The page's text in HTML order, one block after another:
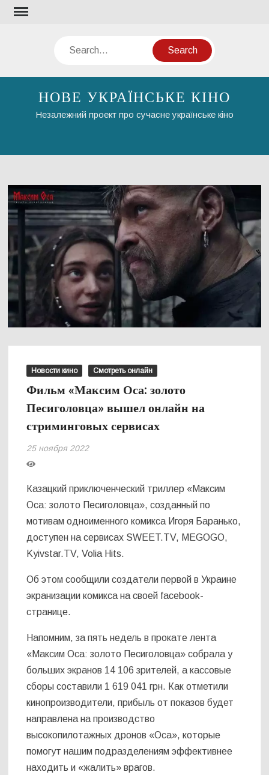
Skip
Search
НОВЕ УКРАЇНСЬКЕ КІНО
Незалежний проект про сучасне українське кіно
Новости кино Смотреть онлайн
Фильм «Максим Оса: золото
Песиголовца» вышел онлайн на
стриминговых сервисах
25 ноября 2022
Казацкий приключенческий триллер «Максим
Оса: золото Песиголовца», созданный по
мотивам одноименного комикса Игоря Баранько,
доступен на сервисах SWEET.TV, MEGOGO,
Kyivstar.TV, Volia Hits.
Об этом сообщили создатели первой в Украине
экранизации комикса на своей facebook-
странице.
Напомним, за пять недель в прокате лента
«Максим Оса: золото Песиголовца» собрала у
больших экранов 14 106 зрителей, а кассовые
сборы составили 1 619 041 грн. Как отметили
кинопроизводители, прибыль от показов будет
направлена на производство
высокопилотажных дронов «Оса», которые
помогут нашим подразделениям эффективнее
находить и «жалить» врагов.